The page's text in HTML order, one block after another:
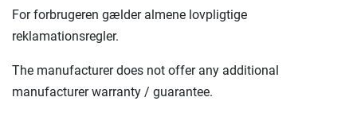
For forbrugeren gælder almene lovpligtige
reklamationsregler.
The manufacturer does not offer any additional
manufacturer warranty / guarantee.